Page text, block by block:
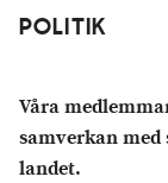
POLITIK
Våra
samverkan
landet.